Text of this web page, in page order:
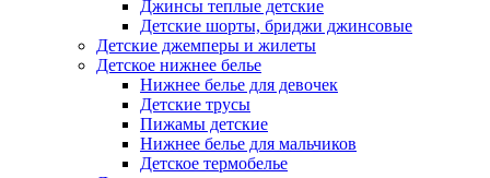
Джинсы теплые детские
Детские шорты, бриджи джинсовые
Детские джемперы и жилеты
Детское нижнее белье
Нижнее белье для девочек
Детские трусы
Пижамы детские
Нижнее белье для мальчиков
Детское термобелье